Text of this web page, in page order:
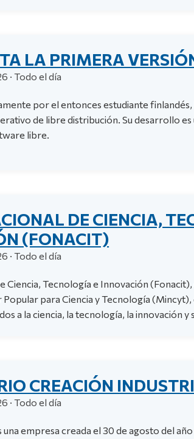
LA PRIMERA
· Todo el día
por el entonces estudiante
de libre distribución. Su desarrollo es
libre.
DE CIENCIA,
(FONACIT)
· Todo el día
Ciencia, Tecnología e Innovación
para Ciencia y Tecnología
a la ciencia, la tecnología, la innovación y
CREACIÓN
· Todo el día
una empresa creada el 30 de agosto del